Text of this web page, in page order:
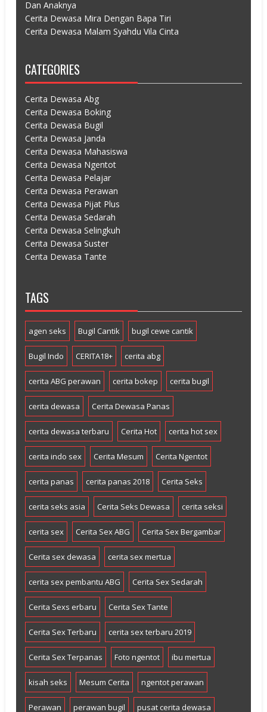
Dan Anaknya
Cerita Dewasa Mira Dengan Bapa Tiri
Cerita Dewasa Malam Syahdu Vila Cinta
CATEGORIES
Cerita Dewasa Abg
Cerita Dewasa Boking
Cerita Dewasa Bugil
Cerita Dewasa Janda
Cerita Dewasa Mahasiswa
Cerita Dewasa Ngentot
Cerita Dewasa Pelajar
Cerita Dewasa Perawan
Cerita Dewasa Pijat Plus
Cerita Dewasa Sedarah
Cerita Dewasa Selingkuh
Cerita Dewasa Suster
Cerita Dewasa Tante
TAGS
agen seks Bugil Cantik bugil cewe cantik
Bugil Indo CERITA18+ cerita abg
cerita ABG perawan cerita bokep cerita bugil
cerita dewasa Cerita Dewasa Panas
cerita dewasa terbaru Cerita Hot cerita hot sex
cerita indo sex Cerita Mesum Cerita Ngentot
cerita panas cerita panas 2018 Cerita Seks
cerita seks asia Cerita Seks Dewasa cerita seksi
cerita sex Cerita Sex ABG Cerita Sex Bergambar
Cerita sex dewasa cerita sex mertua
cerita sex pembantu ABG Cerita Sex Sedarah
Cerita Sexs erbaru Cerita Sex Tante
Cerita Sex Terbaru cerita sex terbaru 2019
Cerita Sex Terpanas Foto ngentot ibu mertua
kisah seks Mesum Cerita ngentot perawan
Perawan perawan bugil pusat cerita dewasa